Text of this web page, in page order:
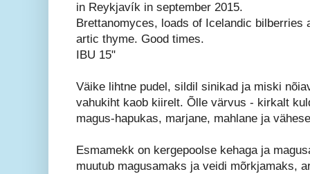
in Reykjavík in september 2015.
Brettanomyces, loads of Icelandic bilberries
artic thyme. Good times.
IBU 15"
Väike lihtne pudel, sildil sinikad ja miski
vahukiht kaob kiirelt. Õlle värvus - kirkalt
magus-hapukas, marjane, mahlane ja
Esmamekk on kergepoolse kehaga ja
muutub magusamaks ja veidi mõrkjamaks,